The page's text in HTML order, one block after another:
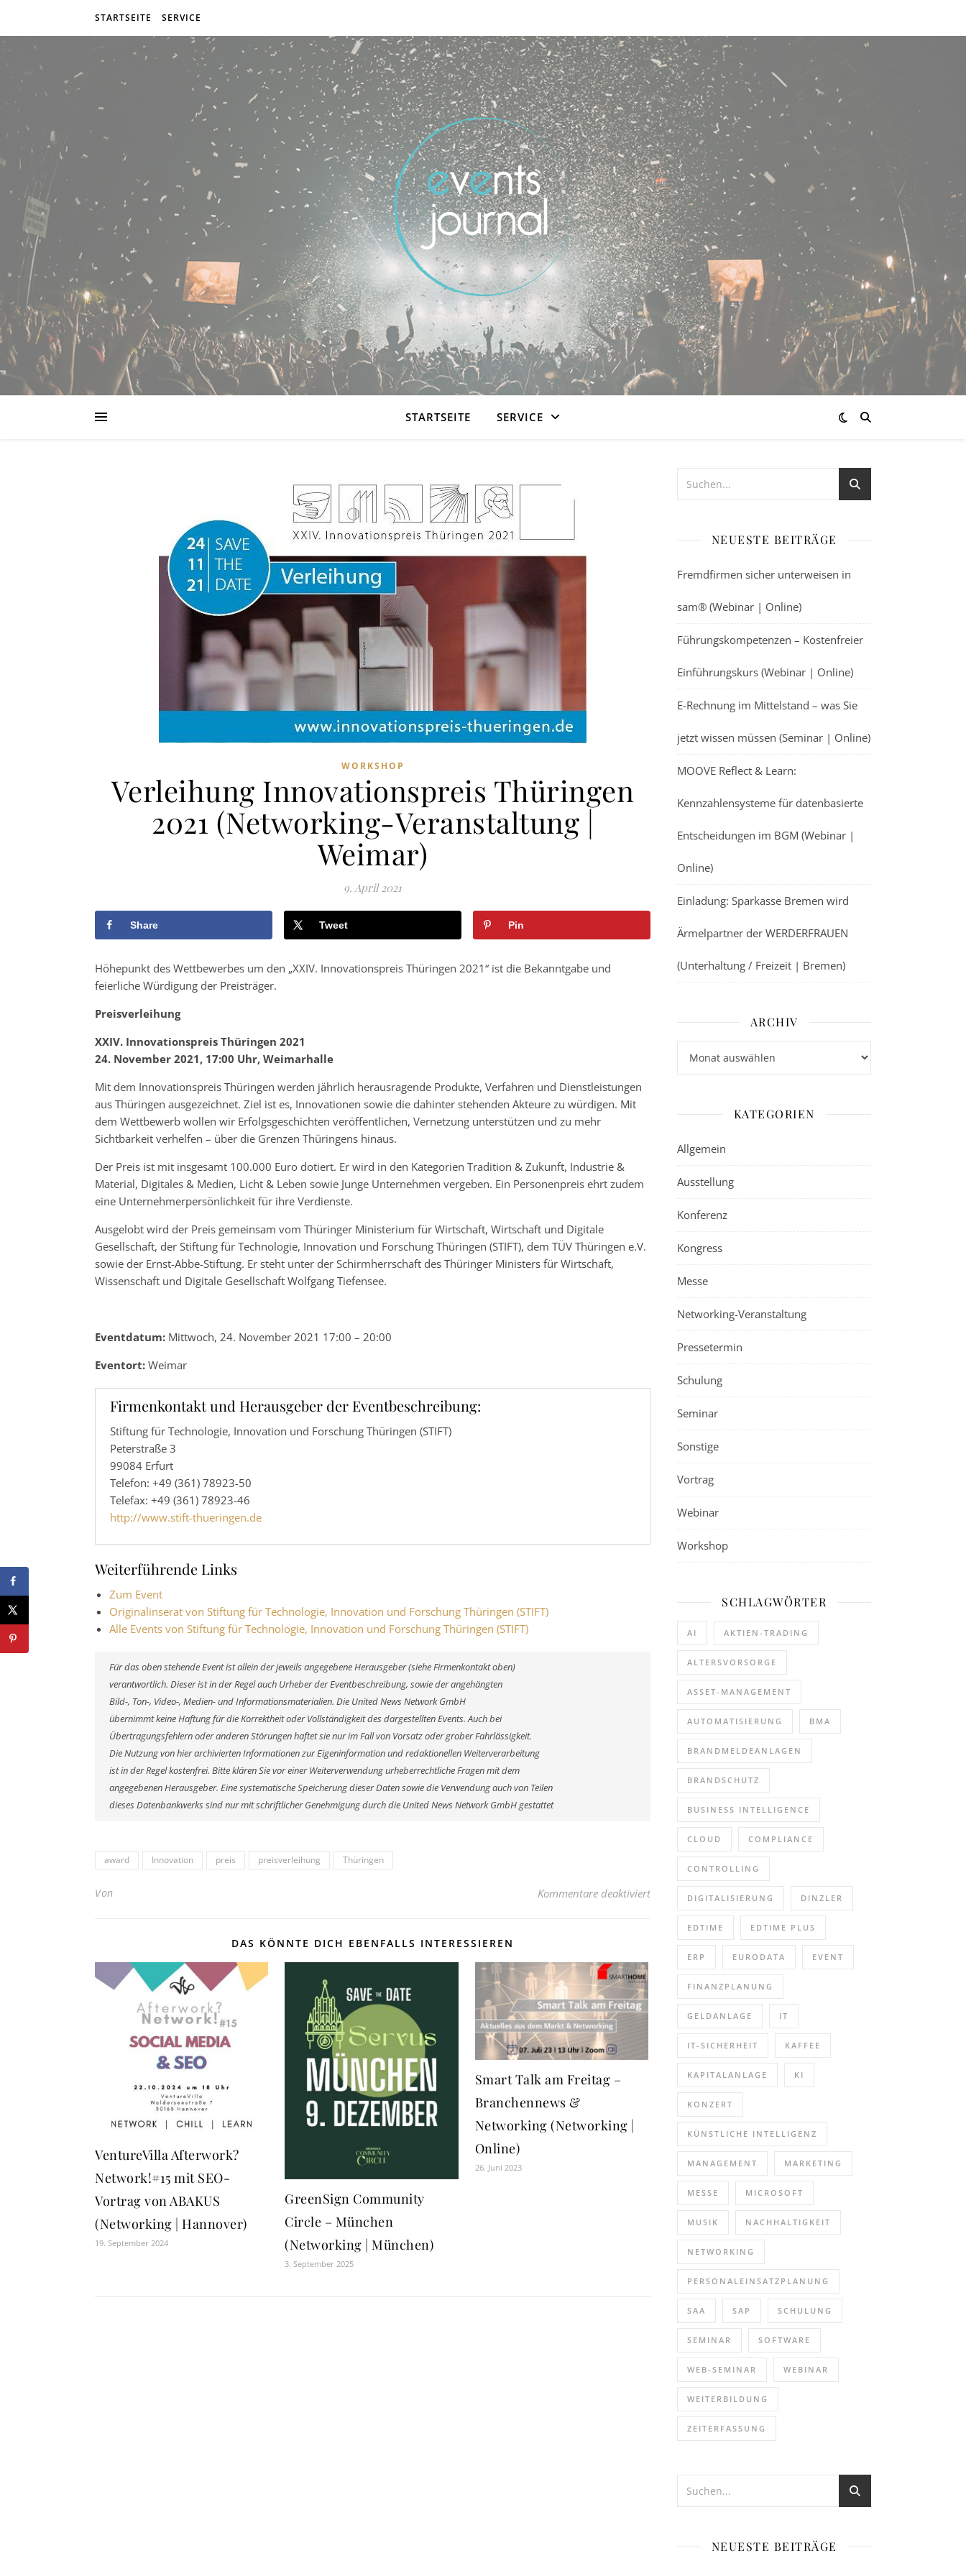
STARTSEITE SERVICE
STARTSEITE SERVICE
WORKSHOP
Verleihung Innovationspreis Thüringen
2021 (Networking-Veranstaltung |
Weimar)
9. April 2021
Share Tweet Pin
Höhepunkt des Wettbewerbes um den „XXIV. Innovationspreis Thüringen 2021“ ist die Bekanntgabe und
feierliche Würdigung der Preisträger.
Preisverleihung
XXIV. Innovationspreis Thüringen 2021
24. November 2021, 17:00 Uhr, Weimarhalle
Mit dem Innovationspreis Thüringen werden jährlich herausragende Produkte, Verfahren und Dienstleistungen
aus Thüringen ausgezeichnet. Ziel ist es, Innovationen sowie die dahinter stehenden Akteure zu würdigen. Mit
dem Wettbewerb wollen wir Erfolgsgeschichten veröffentlichen, Vernetzung unterstützen und zu mehr
Sichtbarkeit verhelfen – über die Grenzen Thüringens hinaus.
Der Preis ist mit insgesamt 100.000 Euro dotiert. Er wird in den Kategorien Tradition & Zukunft, Industrie &
Material, Digitales & Medien, Licht & Leben sowie Junge Unternehmen vergeben. Ein Personenpreis ehrt zudem
eine Unternehmerpersönlichkeit für ihre Verdienste.
Ausgelobt wird der Preis gemeinsam vom Thüringer Ministerium für Wirtschaft, Wirtschaft und Digitale
Gesellschaft, der Stiftung für Technologie, Innovation und Forschung Thüringen (STIFT), dem TÜV Thüringen e.V.
sowie der Ernst-Abbe-Stiftung. Er steht unter der Schirmherrschaft des Thüringer Ministers für Wirtschaft,
Wissenschaft und Digitale Gesellschaft Wolfgang Tiefensee.
Eventdatum: Mittwoch, 24. November 2021 17:00 – 20:00
Eventort: Weimar
Firmenkontakt und Herausgeber der Eventbeschreibung:
Stiftung für Technologie, Innovation und Forschung Thüringen (STIFT)
Peterstraße 3
99084 Erfurt
Telefon: +49 (361) 78923-50
Telefax: +49 (361) 78923-46
http://www.stift-thueringen.de
Weiterführende Links
Zum Event
Originalinserat von Stiftung für Technologie, Innovation und Forschung Thüringen (STIFT)
Alle Events von Stiftung für Technologie, Innovation und Forschung Thüringen (STIFT)
Für das oben stehende Event ist allein der jeweils angegebene Herausgeber (siehe Firmenkontakt oben)
verantwortlich. Dieser ist in der Regel auch Urheber der Eventbeschreibung, sowie der angehängten
Bild-, Ton-, Video-, Medien- und Informationsmaterialien. Die United News Network GmbH
übernimmt keine Haftung für die Korrektheit oder Vollständigkeit des dargestellten Events. Auch bei
Übertragungsfehlern oder anderen Störungen haftet sie nur im Fall von Vorsatz oder grober Fahrlässigkeit.
Die Nutzung von hier archivierten Informationen zur Eigeninformation und redaktionellen Weiterverarbeitung
ist in der Regel kostenfrei. Bitte klären Sie vor einer Weiterverwendung urheberrechtliche Fragen mit dem
angegebenen Herausgeber. Eine systematische Speicherung dieser Daten sowie die Verwendung auch von Teilen
dieses Datenbankwerks sind nur mit schriftlicher Genehmigung durch die United News Network GmbH gestattet
award Innovation preis preisverleihung Thüringen
Von Kommentare deaktiviertfür Verleihung Innovationspreis Thüringen 2021 (Networking-
DAS KÖNNTE DICH EBENFALLS INTERESSIEREN
VentureVilla Afterwork?
Network!#15 mit SEO-
Vortrag von ABAKUS
(Networking | Hannover)
19. September 2024
GreenSign Community
Circle – München
(Networking | München)
3. September 2025
Smart Talk am Freitag –
Branchennews &
Networking (Networking |
Online)
26. Juni 2023
NEUESTE BEITRÄGE
Fremdfirmen sicher unterweisen in
sam® (Webinar | Online)
Führungskompetenzen – Kostenfreier
Einführungskurs (Webinar | Online)
E-Rechnung im Mittelstand – was Sie
jetzt wissen müssen (Seminar | Online)
MOOVE Reflect & Learn:
Kennzahlensysteme für datenbasierte
Entscheidungen im BGM (Webinar |
Online)
Einladung: Sparkasse Bremen wird
Ärmelpartner der WERDERFRAUEN
(Unterhaltung / Freizeit | Bremen)
ARCHIV
KATEGORIEN
Allgemein
Ausstellung
Konferenz
Kongress
Messe
Networking-Veranstaltung
Pressetermin
Schulung
Seminar
Sonstige
Vortrag
Webinar
Workshop
SCHLAGWÖRTER
AI AKTIEN-TRADING
ALTERSVORSORGE
ASSET-MANAGEMENT
AUTOMATISIERUNG BMA
BRANDMELDEANLAGEN
BRANDSCHUTZ
BUSINESS INTELLIGENCE
CLOUD COMPLIANCE
CONTROLLING
DIGITALISIERUNG DINZLER
EDTIME EDTIME PLUS
ERP EURODATA EVENT
FINANZPLANUNG
GELDANLAGE IT
IT-SICHERHEIT KAFFEE
KAPITALANLAGE KI
KONZERT
KÜNSTLICHE INTELLIGENZ
MANAGEMENT MARKETING
MESSE MICROSOFT
MUSIK NACHHALTIGKEIT
NETWORKING
PERSONALEINSATZPLANUNG
SAA SAP SCHULUNG
SEMINAR SOFTWARE
WEB-SEMINAR WEBINAR
WEITERBILDUNG
ZEITERFASSUNG
NEUESTE BEITRÄGE